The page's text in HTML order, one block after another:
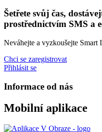
Šetřete svůj čas,
prostřednictvím SMS a
Neváhejte a vyzkoušejte Smart
Chci se zaregistrovat
Přihlásit se
Informace od nás
Mobilní aplikace